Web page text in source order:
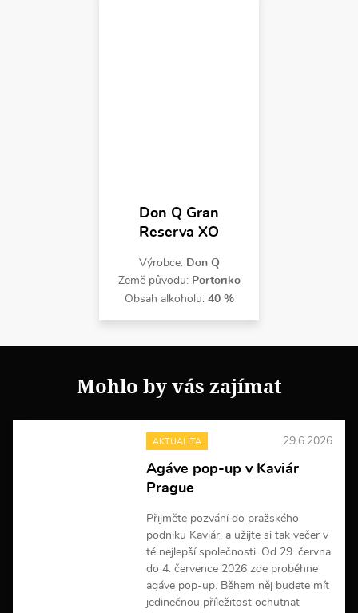
Don Q Gran
Reserva XO
Výrobce: Don Q
Země původu: Portoriko
Obsah alkoholu: 40 %
Mohlo by vás zajímat
AKTUALITA 29.6.2026
Agáve pop-up v Kaviár
Prague
Přijměte pozvání do pražského
podniku Kaviár, a užijte si tak večer v
té nejlepší společnosti. Od 29. června
do 4. července 2026 zde proběhne
agáve pop-up. Během něj budete mít
jedinečnou příležitost ochutnat